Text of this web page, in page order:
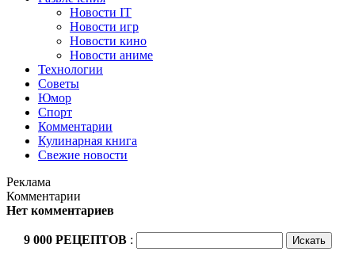
Новости IT
Новости игр
Новости кино
Новости аниме
Технологии
Советы
Юмор
Спорт
Комментарии
Кулинарная книга
Свежие новости
Реклама
Комментарии
Нет комментариев
9 000 РЕЦЕПТОВ :